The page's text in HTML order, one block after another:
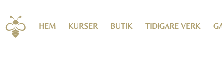
HEM KURSER BUTIK TIDIGARE VERK